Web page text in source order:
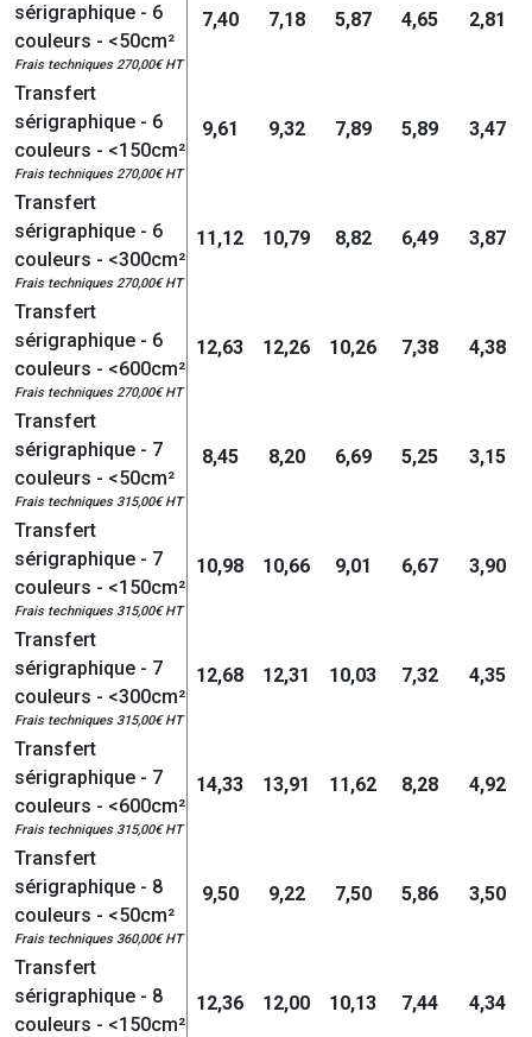
sérigraphique - 6
couleurs - <50cm²
Frais techniques 270,00€ HT
7,40 7,18 5,87 4,65 2,81
Transfert
sérigraphique - 6
couleurs - <150cm²
Frais techniques 270,00€ HT
9,61 9,32 7,89 5,89 3,47
Transfert
sérigraphique - 6
couleurs - <300cm²
Frais techniques 270,00€ HT
11,12 10,79 8,82 6,49 3,87
Transfert
sérigraphique - 6
couleurs - <600cm²
Frais techniques 270,00€ HT
12,63 12,26 10,26 7,38 4,38
Transfert
sérigraphique - 7
couleurs - <50cm²
Frais techniques 315,00€ HT
8,45 8,20 6,69 5,25 3,15
Transfert
sérigraphique - 7
couleurs - <150cm²
Frais techniques 315,00€ HT
10,98 10,66 9,01 6,67 3,90
Transfert
sérigraphique - 7
couleurs - <300cm²
Frais techniques 315,00€ HT
12,68 12,31 10,03 7,32 4,35
Transfert
sérigraphique - 7
couleurs - <600cm²
Frais techniques 315,00€ HT
14,33 13,91 11,62 8,28 4,92
Transfert
sérigraphique - 8
couleurs - <50cm²
Frais techniques 360,00€ HT
9,50 9,22 7,50 5,86 3,50
Transfert
sérigraphique - 8
couleurs - <150cm²
12,36 12,00 10,13 7,44 4,34